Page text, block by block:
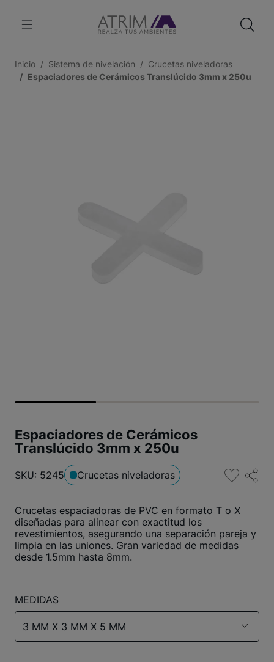
Inicio Sistema de nivelación
Crucetas niveladoras
Espaciadores de Cerámicos Translúcido 3mm x 250u
Espaciadores de Cerámicos
Translúcido 3mm x 250u
SKU: 5245 Crucetas niveladoras
Crucetas espaciadoras de PVC en formato T o X
diseñadas para alinear con exactitud los
revestimientos, asegurando una separación pareja y
limpia en las uniones. Gran variedad de medidas
desde 1.5mm hasta 8mm.
MEDIDAS
3 MM X 3 MM X 5 MM